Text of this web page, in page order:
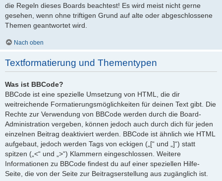
die Regeln dieses Boards beachtest! Es wird meist nicht gerne
gesehen, wenn ohne triftigen Grund auf alte oder abgeschlossene
Themen geantwortet wird.
Nach oben
Textformatierung und Thementypen
Was ist BBCode?
BBCode ist eine spezielle Umsetzung von HTML, die dir
weitreichende Formatierungsmöglichkeiten für deinen Text gibt. Die
Rechte zur Verwendung von BBCode werden durch die Board-
Administration vergeben, können jedoch auch durch dich für jeden
einzelnen Beitrag deaktiviert werden. BBCode ist ähnlich wie HTML
aufgebaut, jedoch werden Tags von eckigen („[“ und „]“) statt
spitzen („<“ und „>“) Klammern eingeschlossen. Weitere
Informationen zu BBCode findest du auf einer speziellen Hilfe-
Seite, die von der Seite zur Beitragserstellung aus zugänglich ist.